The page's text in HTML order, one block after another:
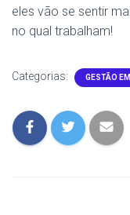
eles vão se sentir
no qual trabalham!
Categorias: GESTÃO